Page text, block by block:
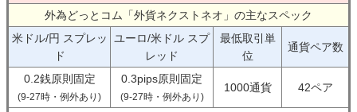
外為どっとコム「外貨ネクストネオ」の主なスペック
米ドル/円 スプレッ
ド
ユーロ/米ドル スプ
レッド
最低取引単
位
通貨ペア数
0.2銭原則固定
(9-27時・例外あり)
0.3pips原則固定
(9-27時・例外あり)
1000通貨 42ペア